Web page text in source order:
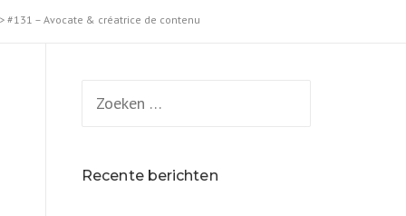
#131 – Avocate & créatrice de contenu
Recente berichten